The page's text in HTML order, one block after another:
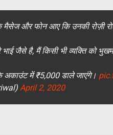
मैसेज और फोन आए कि उनकी रोज़ी
जैसे है, मैं किसी भी व्यक्ति को
अकाउंट में ₹5,000 डाले जाएंगे।
April 2, 2020